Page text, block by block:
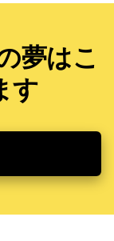
夢はこ
す